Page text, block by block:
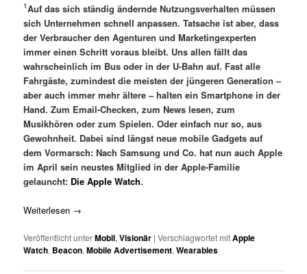
1Auf das sich ständig ändernde Nutzungsverhalten müssen
sich Unternehmen schnell anpassen. Tatsache ist aber, dass
der Verbraucher den Agenturen und Marketingexperten
immer einen Schritt voraus bleibt. Uns allen fällt das
wahrscheinlich im Bus oder in der U-Bahn auf. Fast alle
Fahrgäste, zumindest die meisten der jüngeren Generation –
aber auch immer mehr ältere – halten ein Smartphone in der
Hand. Zum Email-Checken, zum News lesen, zum
Musikhören oder zum Spielen. Oder einfach nur so, aus
Gewohnheit. Dabei sind längst neue mobile Gadgets auf
dem Vormarsch: Nach Samsung und Co. hat nun auch Apple
im April sein neustes Mitglied in der Apple-Familie
gelauncht: Die Apple Watch.
Weiterlesen →
Veröffentlicht unterMobil,Visionär |Verschlagwortet mitApple
Watch, Beacon,Mobile Advertisement,Wearables